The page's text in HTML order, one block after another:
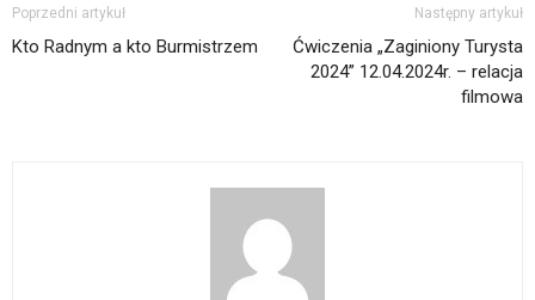
Poprzedni artykuł
Kto Radnym a kto Burmistrzem
Następny artykuł
Ćwiczenia „Zaginiony Turysta
2024” 12.04.2024r. – relacja
filmowa